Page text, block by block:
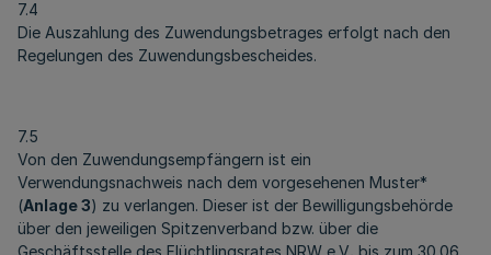
7.4
Die Auszahlung des Zuwendungsbetrages erfolgt nach den
Regelungen des Zuwendungsbescheides.
7.5
Von den Zuwendungsempfängern ist ein
Verwendungsnachweis nach dem vorgesehenen Muster*
(Anlage 3) zu verlangen. Dieser ist der Bewilligungsbehörde
über den jeweiligen Spitzenverband bzw. über die
Geschäftsstelle des Flüchtlingsrates NRW e.V. bis zum 30.06.